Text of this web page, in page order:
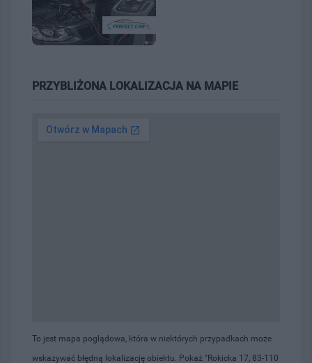
PRZYBLIŻONA LOKALIZACJA NA MAPIE
To jest mapa poglądowa, która w niektórych przypadkach może
wskazywać błędną lokalizację obiektu. Pokaż "Rokicka 17, 83-110